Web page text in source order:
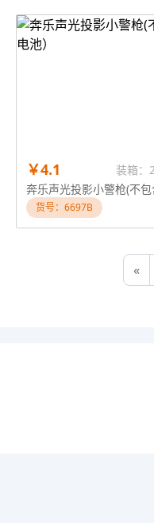
￥4.1
装箱：
货号：6697B
«